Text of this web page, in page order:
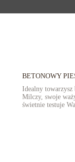
BETONOWY
Idealny towarzysz
Milczy, swoje
świetnie testuje